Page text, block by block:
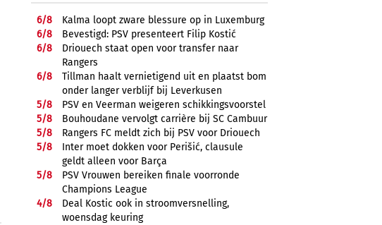
6/8
Kalma loopt zware blessure op in Luxemburg
6/8
Bevestigd: PSV presenteert Filip Kostić
6/8
Driouech staat open voor transfer naar
Rangers
6/8
Tillman haalt vernietigend uit en plaatst bom
onder langer verblijf bij Leverkusen
5/8
PSV en Veerman weigeren schikkingsvoorstel
5/8
Bouhoudane vervolgt carrière bij SC Cambuur
5/8
Rangers FC meldt zich bij PSV voor Driouech
5/8
Inter moet dokken voor Perišić, clausule
geldt alleen voor Barça
5/8
PSV Vrouwen bereiken finale voorronde
Champions League
4/8
Deal Kostic ook in stroomversnelling,
woensdag keuring